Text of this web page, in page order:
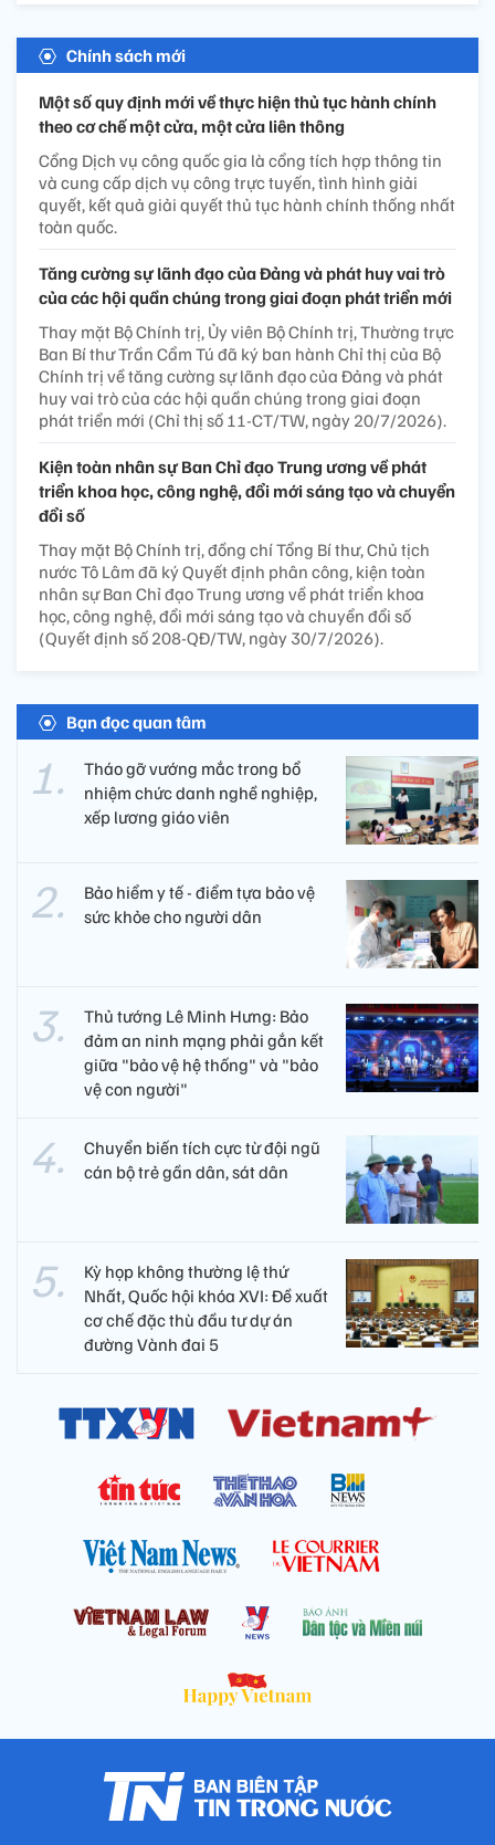
Chính sách mới
Một số quy định mới về thực hiện thủ tục hành chính
theo cơ chế một cửa, một cửa liên thông
Cổng Dịch vụ công quốc gia là cổng tích hợp thông tin
và cung cấp dịch vụ công trực tuyến, tình hình giải
quyết, kết quả giải quyết thủ tục hành chính thống nhất
toàn quốc.
Tăng cường sự lãnh đạo của Đảng và phát huy vai trò
của các hội quần chúng trong giai đoạn phát triển mới
Thay mặt Bộ Chính trị, Ủy viên Bộ Chính trị, Thường trực
Ban Bí thư Trần Cẩm Tú đã ký ban hành Chỉ thị của Bộ
Chính trị về tăng cường sự lãnh đạo của Đảng và phát
huy vai trò của các hội quần chúng trong giai đoạn
phát triển mới (Chỉ thị số 11-CT/TW, ngày 20/7/2026).
Kiện toàn nhân sự Ban Chỉ đạo Trung ương về phát
triển khoa học, công nghệ, đổi mới sáng tạo và chuyển
đổi số
Thay mặt Bộ Chính trị, đồng chí Tổng Bí thư, Chủ tịch
nước Tô Lâm đã ký Quyết định phân công, kiện toàn
nhân sự Ban Chỉ đạo Trung ương về phát triển khoa
học, công nghệ, đổi mới sáng tạo và chuyển đổi số
(Quyết định số 208-QĐ/TW, ngày 30/7/2026).
Bạn đọc quan tâm
Tháo gỡ vướng mắc trong bổ
nhiệm chức danh nghề nghiệp,
xếp lương giáo viên
Bảo hiểm y tế - điểm tựa bảo vệ
sức khỏe cho người dân
Thủ tướng Lê Minh Hưng: Bảo
đảm an ninh mạng phải gắn kết
giữa "bảo vệ hệ thống" và "bảo
vệ con người"
Chuyển biến tích cực từ đội ngũ
cán bộ trẻ gần dân, sát dân
Kỳ họp không thường lệ thứ
Nhất, Quốc hội khóa XVI: Đề xuất
cơ chế đặc thù đầu tư dự án
đường Vành đai 5